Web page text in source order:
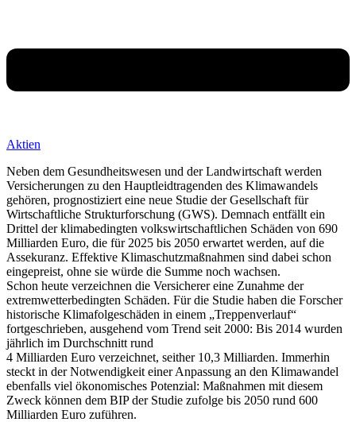
Aktien
Neben dem Gesundheitswesen und der Landwirtschaft werden
Versicherungen zu den Hauptleidtragenden des Klimawandels
gehören, prognostiziert eine neue Studie der Gesellschaft für
Wirtschaftliche Strukturforschung (GWS). Demnach entfällt ein
Drittel der klimabedingten volkswirtschaftlichen Schäden von 690
Milliarden Euro, die für 2025 bis 2050 erwartet werden, auf die
Assekuranz. Effektive Klimaschutzmaßnahmen sind dabei schon
eingepreist, ohne sie würde die Summe noch wachsen.
Schon heute verzeichnen die Versicherer eine Zunahme der
extremwetterbedingten Schäden. Für die Studie haben die Forscher
historische Klimafolgeschäden in einem „Treppenverlauf“
fortgeschrieben, ausgehend vom Trend seit 2000: Bis 2014 wurden
jährlich im Durchschnitt rund
4 Milliarden Euro verzeichnet, seither 10,3 Milliarden. Immerhin
steckt in der Notwendigkeit einer Anpassung an den Klimawandel
ebenfalls viel ökonomisches Potenzial: Maßnahmen mit diesem
Zweck können dem BIP der Studie zufolge bis 2050 rund 600
Milliarden Euro zuführen.